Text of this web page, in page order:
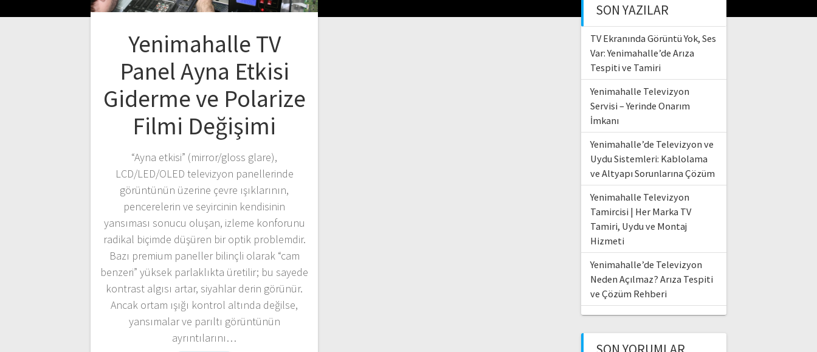
Yenimahalle TV
Panel Ayna Etkisi
Giderme ve Polarize
Filmi Değişimi
“Ayna etkisi” (mirror/gloss glare),
LCD/LED/OLED televizyon panellerinde
görüntünün üzerine çevre ışıklarının,
pencerelerin ve seyircinin kendisinin
yansıması sonucu oluşan, izleme konforunu
radikal biçimde düşüren bir optik problemdir.
Bazı premium paneller bilinçli olarak “cam
benzeri” yüksek parlaklıkta üretilir; bu sayede
kontrast algısı artar, siyahlar derin görünür.
Ancak ortam ışığı kontrol altında değilse,
yansımalar ve parıltı görüntünün
ayrıntılarını…
SON YAZILAR
TV Ekranında Görüntü Yok, Ses
Var: Yenimahalle’de Arıza
Tespiti ve Tamiri
Yenimahalle Televizyon
Servisi – Yerinde Onarım
İmkanı
Yenimahalle’de Televizyon ve
Uydu Sistemleri: Kablolama
ve Altyapı Sorunlarına Çözüm
Yenimahalle Televizyon
Tamircisi | Her Marka TV
Tamiri, Uydu ve Montaj
Hizmeti
Yenimahalle’de Televizyon
Neden Açılmaz? Arıza Tespiti
ve Çözüm Rehberi